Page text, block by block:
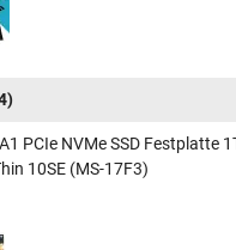
PCIe NVMe SSD Festplatte
10SE (MS-17F3)